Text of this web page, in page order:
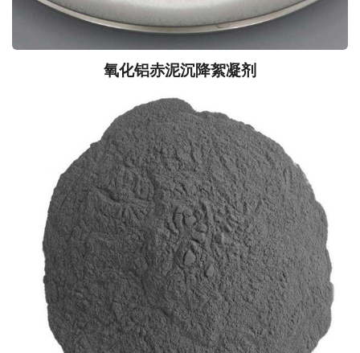
氧化铝赤泥沉降絮凝剂